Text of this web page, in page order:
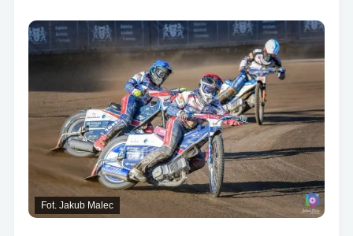
Fot. Jakub Malec